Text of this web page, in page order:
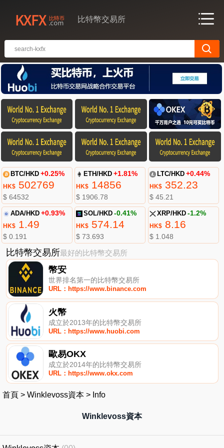
比特幣交易所
BTC/HKD +0.25%
HK$502769
$ 64532
ETH/HKD +1.81%
HK$ 14856
$ 1906.78
LTC/HKD +0.44%
HK$352.23
$ 45.21
ADA/HKD +0.93%
HK$1.49
$ 0.191
SOL/HKD -0.41%
HK$ 574.14
$ 73.693
XRP/HKD -1.2%
HK$8.16
$ 1.048
比特幣交易所最好的比特幣交易所
幣安
世界排名第一的比特幣交易所
URL：https://www.binance.com
火幣
成立於2013年的比特幣交易所
URL：https://www.huobi.com
歐易OKX
成立於2014年的比特幣交易所
URL：https://www.okx.com
首頁 > Winklevoss資本 > Info
Winklevoss資本